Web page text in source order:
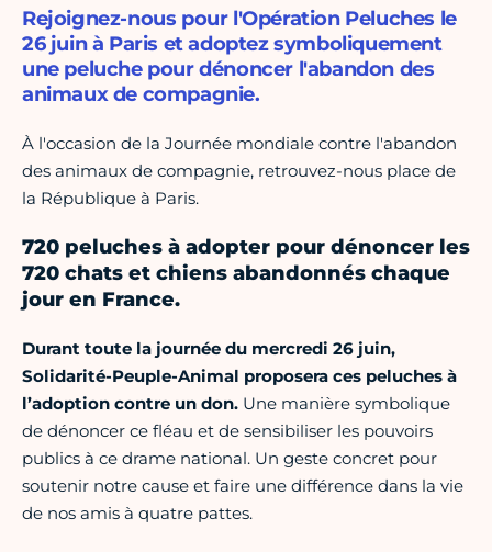
Rejoignez-nous pour l'Opération Peluches le
26 juin à Paris et adoptez symboliquement
une peluche pour dénoncer l'abandon des
animaux de compagnie.
À l'occasion de la Journée mondiale contre l'abandon
des animaux de compagnie, retrouvez-nous place de
la République à Paris.
720 peluches à adopter pour dénoncer les
720 chats et chiens abandonnés chaque
jour en France.
Durant toute la journée du mercredi 26 juin,
Solidarité-Peuple-Animal proposera ces peluches à
l’adoption contre un don. Une manière symbolique
de dénoncer ce fléau et de sensibiliser les pouvoirs
publics à ce drame national. Un geste concret pour
soutenir notre cause et faire une différence dans la vie
de nos amis à quatre pattes.